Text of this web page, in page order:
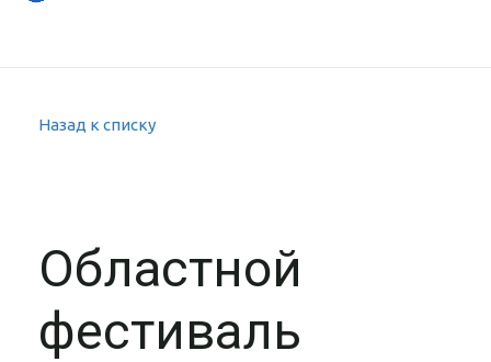
Назад к списку
Областной
фестиваль